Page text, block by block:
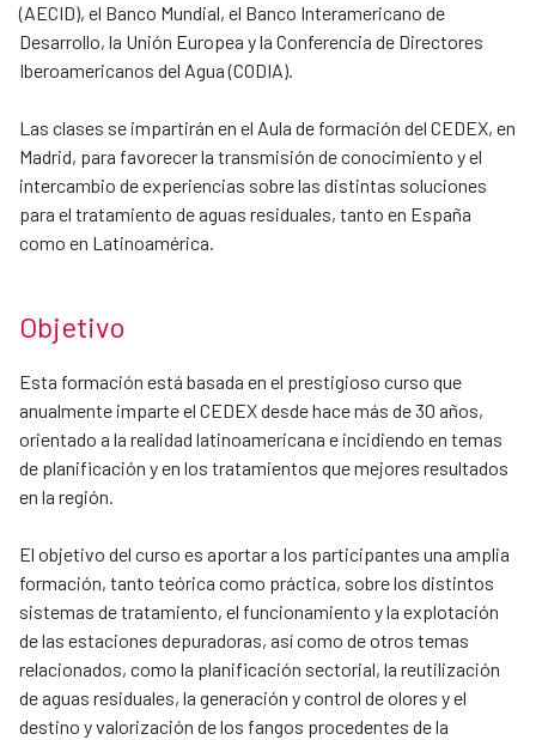
(AECID), el Banco Mundial, el Banco Interamericano de
Desarrollo, la Unión Europea y la Conferencia de Directores
Iberoamericanos del Agua (CODIA).
Las clases se impartirán en el Aula de formación del CEDEX, en
Madrid, para favorecer la transmisión de conocimiento y el
intercambio de experiencias sobre las distintas soluciones
para el tratamiento de aguas residuales, tanto en España
como en Latinoamérica.
Objetivo
Esta formación está basada en el prestigioso curso que
anualmente imparte el CEDEX desde hace más de 30 años,
orientado a la realidad latinoamericana e incidiendo en temas
de planificación y en los tratamientos que mejores resultados
en la región.
El objetivo del curso es aportar a los participantes una amplia
formación, tanto teórica como práctica, sobre los distintos
sistemas de tratamiento, el funcionamiento y la explotación
de las estaciones depuradoras, así como de otros temas
relacionados, como la planificación sectorial, la reutilización
de aguas residuales, la generación y control de olores y el
destino y valorización de los fangos procedentes de la